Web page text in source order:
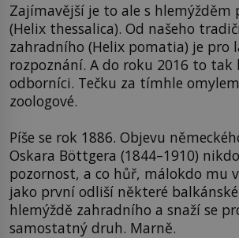
Zajímavější je to ale s hlemýžděm
(Helix thessalica). Od našeho
zahradního (Helix pomatia) je pro
rozpoznání. A do roku 2016 to tak
odborníci. Tečku za tímhle
zoologové.
Píše se rok 1886. Objevu
Oskara Böttgera (1844–1910)
pozornost, a co hůř, málokdo mu
jako první odliší některé
hlemýždě zahradního a snaží se
samostatný druh. Marně.